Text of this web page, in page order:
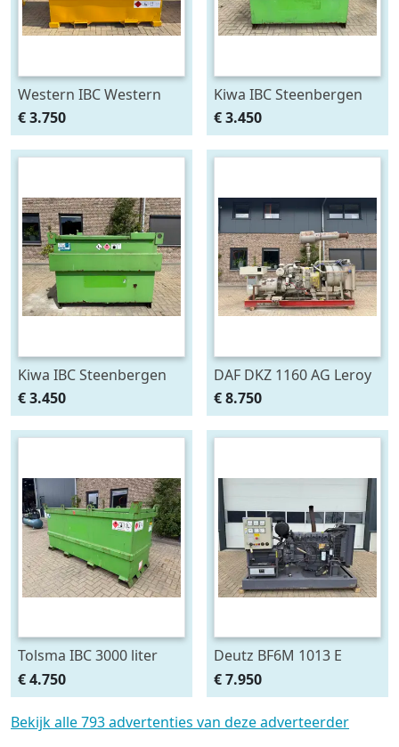
Western IBC Western
2143 liter Dieseltank
Milieutank met
handpomp
€ 3.750
Kiwa IBC Steenbergen
IBC Dieseltank 2000 liter
met handpomp
Milieutank Fuel Tank
€ 3.450
Kiwa IBC Steenbergen
IBC Dieseltank 2000 liter
met handpomp
Milieutank Fuel Tank
€ 3.450
DAF DKZ 1160 AG Leroy
Somer 250 kVA
noodstroom aggregaat
generatorset 63 hours
€ 8.750
Tolsma IBC 3000 liter
Dieseltank met
Handpomp Milieutank
€ 4.750
Deutz BF6M 1013 E
Leroy Somer 162 kVA
noodstroom
generatorset
€ 7.950
Bekijk alle 793 advertenties van deze adverteerder